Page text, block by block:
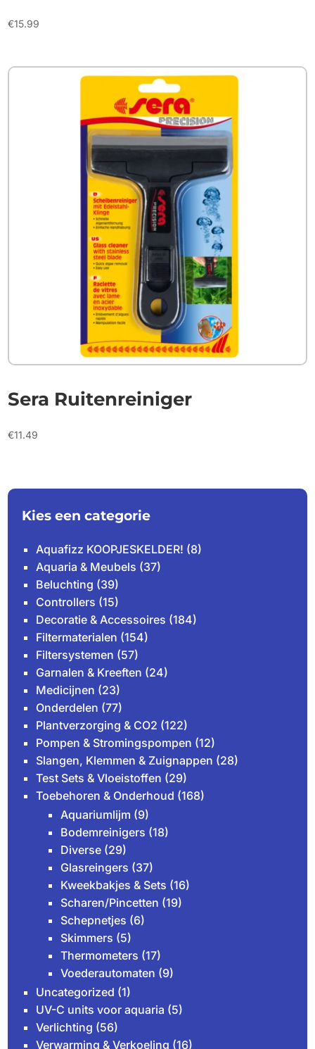
€15.99
Sera Ruitenreiniger
€11.49
Kies een categorie
Aquafizz KOOPJESKELDER! (8)
Aquaria & Meubels (37)
Beluchting (39)
Controllers (15)
Decoratie & Accessoires (184)
Filtermaterialen (154)
Filtersystemen (57)
Garnalen & Kreeften (24)
Medicijnen (23)
Onderdelen (77)
Plantverzorging & CO2 (122)
Pompen & Stromingspompen (12)
Slangen, Klemmen & Zuignappen (28)
Test Sets & Vloeistoffen (29)
Toebehoren & Onderhoud (168)
Aquariumlijm (9)
Bodemreinigers (18)
Diverse (29)
Glasreingers (37)
Kweekbakjes & Sets (16)
Scharen/Pincetten (19)
Schepnetjes (6)
Skimmers (5)
Thermometers (17)
Voederautomaten (9)
Uncategorized (1)
UV-C units voor aquaria (5)
Verlichting (56)
Verwarming & Verkoeling (16)